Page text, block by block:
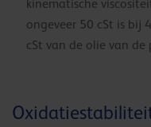
kinematische
ongeveer 50 cSt is bij
cSt van de olie van de